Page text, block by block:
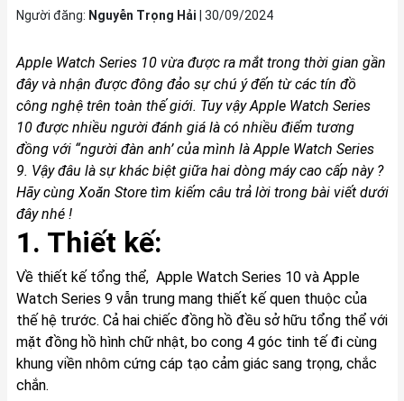
Người đăng: Nguyễn Trọng Hải 30/09/2024
Apple Watch Series 10 vừa được ra mắt trong thời gian gần
đây và nhận được đông đảo sự chú ý đến từ các tín đồ
công nghệ trên toàn thế giới. Tuy vậy Apple Watch Series
10 được nhiều người đánh giá là có nhiều điểm tương
đồng với “người đàn anh’ của mình là Apple Watch Series
9. Vậy đâu là sự khác biệt giữa hai dòng máy cao cấp này ?
Hãy cùng Xoăn Store tìm kiếm câu trả lời trong bài viết dưới
đây nhé !
1. Thiết kế:
Về thiết kế tổng thể, Apple Watch Series 10 và Apple
Watch Series 9 vẫn trung mang thiết kế quen thuộc của
thế hệ trước. Cả hai chiếc đồng hồ đều sở hữu tổng thể với
mặt đồng hồ hình chữ nhật, bo cong 4 góc tinh tế đi cùng
khung viền nhôm cứng cáp tạo cảm giác sang trọng, chắc
chắn.